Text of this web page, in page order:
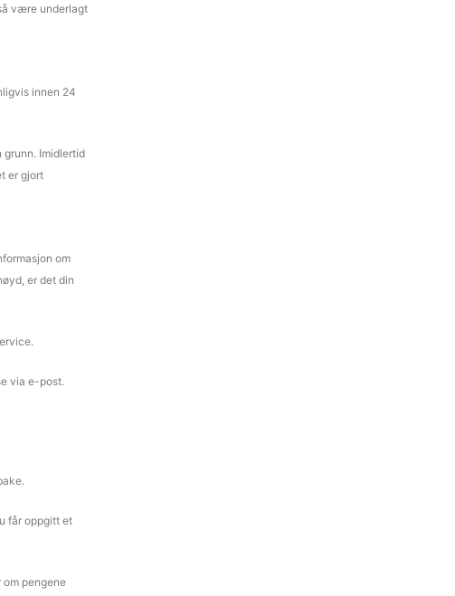
være underlagt
innen 24
Imidlertid
er gjort
om
er det din
via e-post.
får oppgitt et
pengene